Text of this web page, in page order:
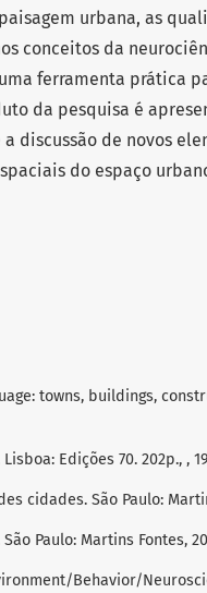
urbana, as
conceitos da
ferramenta prática
da pesquisa é
discussão de novos
do espaço
towns, buildings,
Edições 70. 202p., ,
cidades. São Paulo:
Paulo: Martins Fontes,
Behavior/